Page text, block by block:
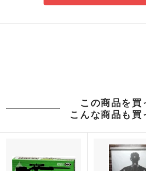
この商品を買
こんな商品も買